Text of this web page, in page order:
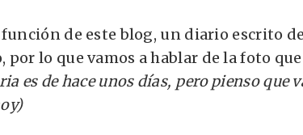
de este blog, un diario escrito de
por lo que vamos a hablar de la foto
es de hace unos días, pero pienso que